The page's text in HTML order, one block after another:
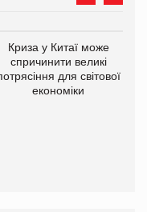
Криза у Китаї може
спричинити великі
для світової
економіки